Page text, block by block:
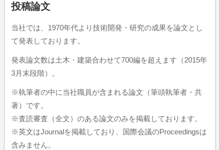
投稿論文
当社では、1970年代より技術開発・研究の成果を論文とし
て発表しております。
発表論文数は土木・建築合わせて700編を超えます（2015年
3月末段階）。
※執筆者の中に当社職員が含まれる論文（筆頭執筆者・共
著）です。
※査読審査（全文）のある論文のみを掲載しております。
※英文はJournalを掲載しており、国際会議のProceedingsは
含みません。